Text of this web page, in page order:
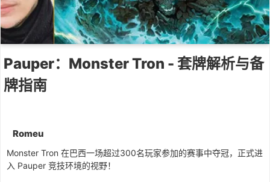
Pauper：Monster Tron - 套牌解析与备
牌指南
Romeu
Monster Tron 在巴西一场超过300名玩家参加的赛事中夺冠，正式进
入 Pauper 竞技环境的视野！